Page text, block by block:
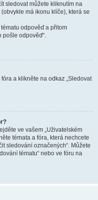
sledovat můžete kliknutím na
má ikonu klíče), která se
odpověď a přitom
pošle odpověď“.
a klikněte na odkaz „Sledovat
ve vašem „Uživatelském
témata a fóra, která nechcete
sledování označených“. Můžete
tématu“ nebo ve fóru na